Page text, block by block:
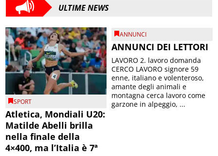
ULTIME NEWS
SPORT
Atletica, Mondiali U20:
Matilde Abelli brilla
nella finale della
4×400, ma l’Italia è 7ª
ANNUNCI
ANNUNCI DEI LETTORI
LAVORO 2. lavoro domanda
CERCO LAVORO signore 59
enne, italiano e volenteroso,
amante degli animali e
montagna cerca lavoro come
garzone in alpeggio, ...